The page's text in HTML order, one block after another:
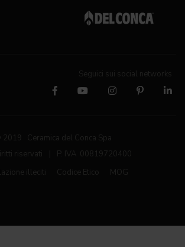
Seguici sui social networks
Ceramica del Conca Spa
riservati
P. IVA 00819720400
illeciti
Codice Etico MOG